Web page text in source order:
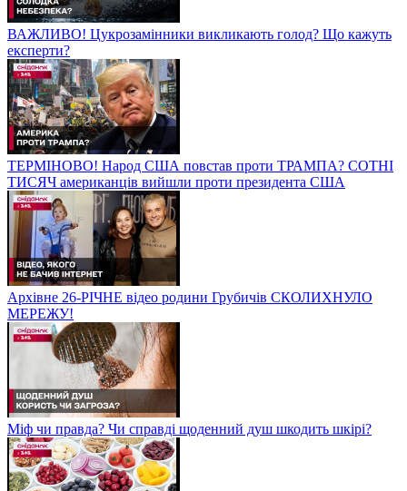
ВАЖЛИВО! Цукрозамінники викликають голод? Що кажуть
експерти?
ТЕРМІНОВО! Народ США повстав проти ТРАМПА? СОТНІ
ТИСЯЧ американців вийшли проти президента США
Архівне 26-РІЧНЕ відео родини Грубичів СКОЛИХНУЛО
МЕРЕЖУ!
Міф чи правда? Чи справді щоденний душ шкодить шкірі?